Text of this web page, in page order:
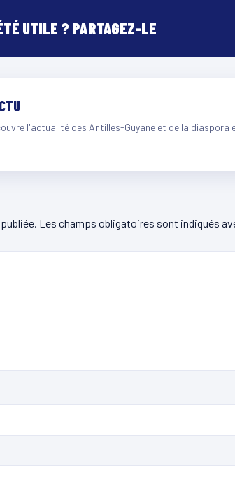
UTILE ? PARTAGEZ-LE
l'actualité des Antilles-Guyane et de la diaspora
Les champs obligatoires sont indiqués